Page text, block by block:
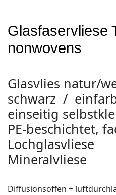
Glasfaservliese
nonwovens
Glasvlies natur/
schwarz /
einseitig
PE-beschichtet,
Lochglasvliese
Mineralvliese
Diffusionsoffen +